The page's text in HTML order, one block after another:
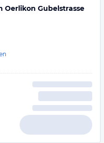
Oerlikon Gubelstrasse